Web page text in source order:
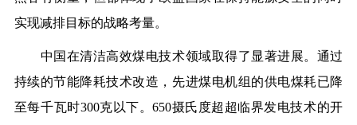
实现减排目标的战略考量。
中国在清洁高效煤电技术领域取得了显著进展。通过
持续的节能降耗技术改造，先进煤电机组的供电煤耗已降
至每千瓦时300克以下。650摄氏度超超临界发电技术的开